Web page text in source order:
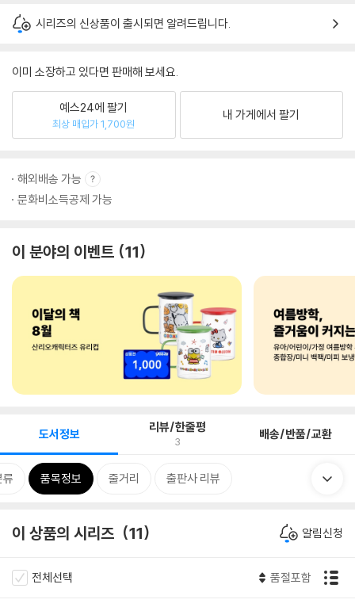
시리즈의 신상품이 출시되면 알려드립니다.
이미 소장하고 있다면 판매해 보세요.
예스24에 팔기
최상 매입가 1,700원
내 가게에서 팔기
해외배송 가능
문화비소득공제 가능
이 분야의 이벤트 11
도서정보 리뷰/한줄평
3 배송/반품/교환
류 품목정보 줄거리 출판사 리뷰
이 상품의 시리즈 11 알림신청
전체선택 품절포함